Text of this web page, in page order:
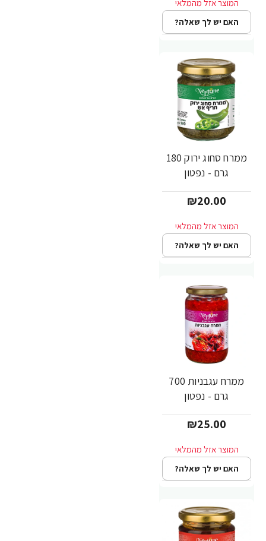
האם יש לך שאלה?
ממרח סחוג ירוק 180
גרם - נפטון
₪20.00
האם יש לך שאלה?
ממרח עגבניות 700
גרם - נפטון
₪25.00
האם יש לך שאלה?